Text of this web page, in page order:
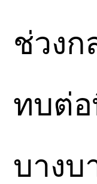
ช่วงก
ทบต่อ
บางบ